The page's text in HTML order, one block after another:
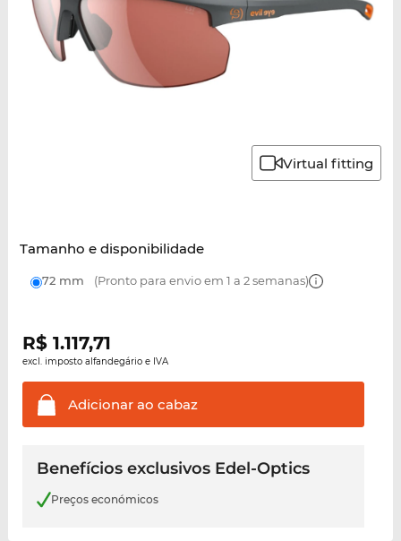
Virtual fitting
Tamanho e disponibilidade
72 mm (Pronto para envio em 1 a 2 semanas)
R$ 1.117,71
excl. imposto alfandegário e IVA
Adicionar ao cabaz
Benefícios exclusivos Edel-Optics
Preços económicos